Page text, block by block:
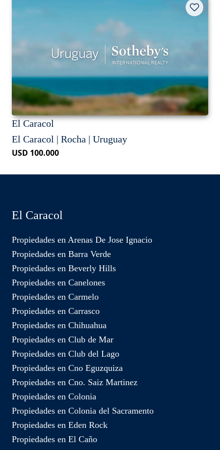
El Caracol
El Caracol | Rocha | Uruguay
USD 100.000
El Caracol
Propiedades en Arenas De Jose Ignacio
Propiedades en Barra Verde
Propiedades en Beverly Hills
Propiedades en Canelones
Propiedades en Carmelo
Propiedades en Carrasco
Propiedades en Chihuahua
Propiedades en Club de Mar
Propiedades en Club del Lago
Propiedades en Cno Eguzquiza
Propiedades en Cno. Saiz Martinez
Propiedades en Colonia
Propiedades en Colonia del Sacramento
Propiedades en Eden Rock
Propiedades en El Caño